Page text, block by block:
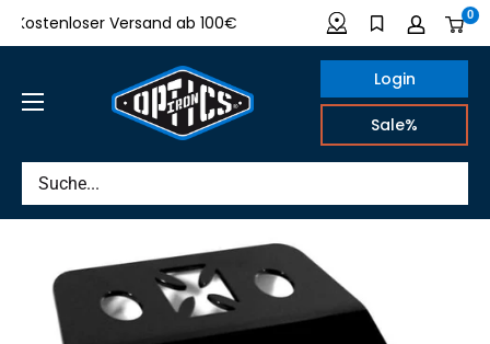
Direkt
zum
Versand ab 100€ Made in Germany0
IRON
Login
Sale%